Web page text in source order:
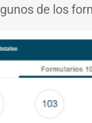
de los